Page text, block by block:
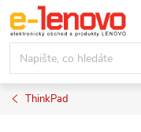
Přejít
na
obsah
ThinkPad